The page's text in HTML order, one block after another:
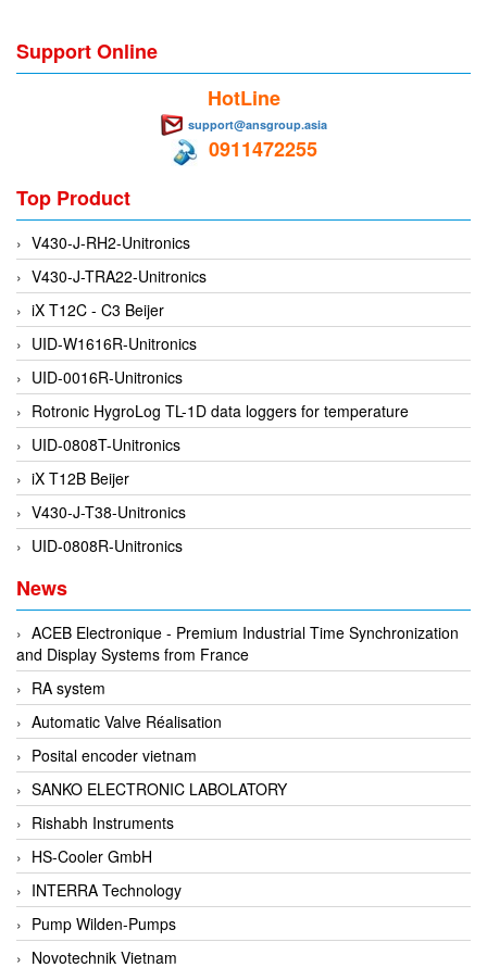
EMCSOSIN
ENCEL Vietnam
Endress+Hauser
Enensys Vietnam
Enerdoor
Enerpac
ENERSYS
Enolgas
Envada
Environmental Compliance Products
EPC
EPE Process Filters & Accumulators
ERE WIRELESS
Erhardt-Leimer
Erhardt-Leimer
Erhardt-leimer
ERICHSEN
Erinda/Delta
ESA Automation Vietnam
Esa Pyronics
Euchner
EUCHNER GmbH + Co. KG VietNam
Eurotherm Vietnam
Eurovent
Support Online
HotLine
support@ansgroup.asia
0911472255
Top Product
V430-J-RH2-Unitronics
V430-J-TRA22-Unitronics
iX T12C - C3 Beijer
UID-W1616R-Unitronics
UID-0016R-Unitronics
Rotronic HygroLog TL-1D data loggers for temperature
UID-0808T-Unitronics
iX T12B Beijer
V430-J-T38-Unitronics
UID-0808R-Unitronics
News
ACEB Electronique - Premium Industrial Time Synchronization
and Display Systems from France
RA system
Automatic Valve Réalisation
Posital encoder vietnam
SANKO ELECTRONIC LABOLATORY
Rishabh Instruments
HS-Cooler GmbH
INTERRA Technology
Pump Wilden-Pumps
Novotechnik Vietnam